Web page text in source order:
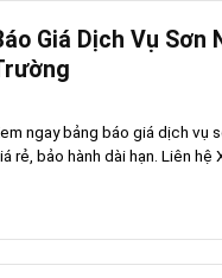
Giá Dịch Vụ Sơn
ngay bảng báo giá dịch vụ
rẻ, bảo hành dài hạn. Liên hệ